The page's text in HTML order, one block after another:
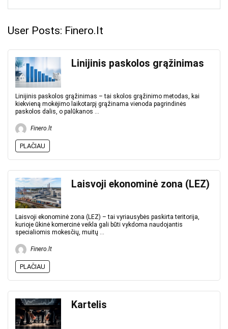
User Posts: Finero.lt
Linijinis paskolos grąžinimas
Linijinis paskolos grąžinimas – tai skolos grąžinimo metodas, kai
kiekvieną mokėjimo laikotarpį grąžinama vienoda pagrindinės
paskolos dalis, o palūkanos ...
Finero.lt
PLAČIAU
Laisvoji ekonominė zona (LEZ)
Laisvoji ekonominė zona (LEZ) – tai vyriausybės paskirta teritorija,
kurioje ūkinė komercinė veikla gali būti vykdoma naudojantis
specialiomis mokesčių, muitų ...
Finero.lt
PLAČIAU
Kartelis